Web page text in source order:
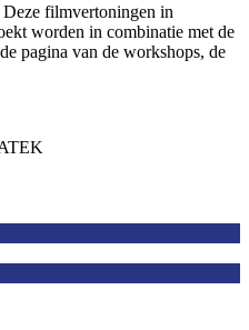
filmvertoningen in
worden in combinatie met de
pagina van de workshops, de